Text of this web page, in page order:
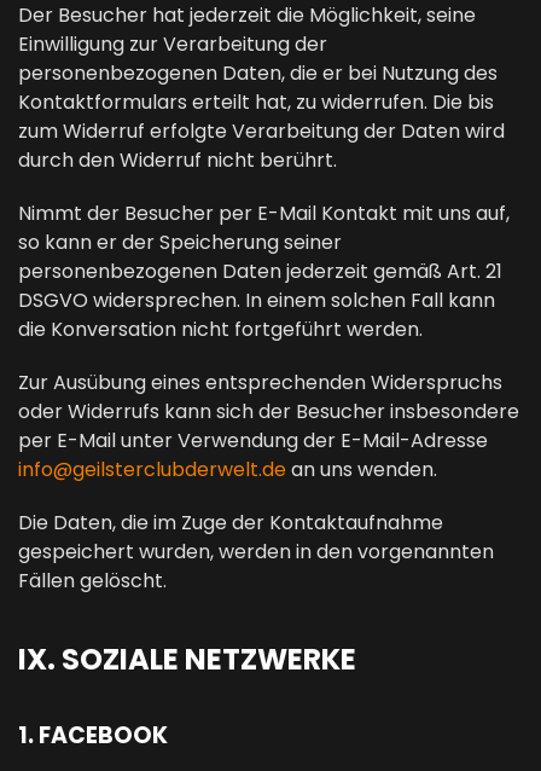
Der Besucher hat jederzeit die Möglichkeit, seine
Einwilligung zur Verarbeitung der
personenbezogenen Daten, die er bei Nutzung des
Kontaktformulars erteilt hat, zu widerrufen. Die bis
zum Widerruf erfolgte Verarbeitung der Daten wird
durch den Widerruf nicht berührt.
Nimmt der Besucher per E-Mail Kontakt mit uns auf,
so kann er der Speicherung seiner
personenbezogenen Daten jederzeit gemäß Art. 21
DSGVO widersprechen. In einem solchen Fall kann
die Konversation nicht fortgeführt werden.
Zur Ausübung eines entsprechenden Widerspruchs
oder Widerrufs kann sich der Besucher insbesondere
per E-Mail unter Verwendung der E-Mail-Adresse
info@geilsterclubderwelt.dean uns wenden.
Die Daten, die im Zuge der Kontaktaufnahme
gespeichert wurden, werden in den vorgenannten
Fällen gelöscht.
IX. SOZIALE NETZWERKE
1. FACEBOOK